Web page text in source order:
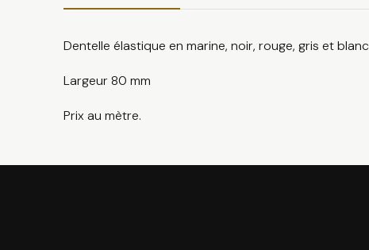
Dentelle élastique en marine, noir, rouge, gris et
Largeur 80 mm
Prix au mètre.